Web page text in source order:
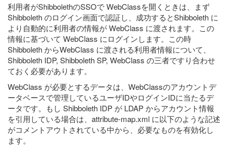
利用者がShibbolethのSSOで WebClassを開くときは、まず
Shibboleth のログイン画面で認証し、成功するとShibboleth に
より自動的に利用者の情報が WebClass に渡されます。この
情報に基づいて WebClass にログインします。この時
Shibboleth からWebClass に渡される利用者情報について、
Shibboleth IDP, Shibboleth SP, WebClass の三者ですり合わせ
ておく必要があります。
WebClass が必要とするデータは、WebClassのアカウントデ
ータベースで管理しているユーザIDやログインIDに当たるデ
ータです。もし Shibboleth IDP が LDAP からアカウント情報
を引用している場合は、attribute-map.xml に以下のような記述
がコメントアウトされている中から、必要なものを有効化し
ます。